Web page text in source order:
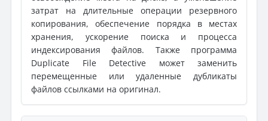
затрат на длительные операции резервного
копирования, обеспечение порядка в местах
хранения, ускорение поиска и процесса
индексирования файлов. Также программа
Duplicate File Detective может заменить
перемещенные или удаленные дубликаты
файлов ссылками на оригинал.